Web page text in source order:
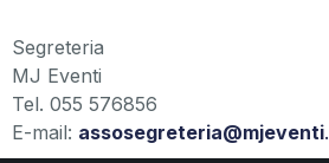
Segreteria
MJ Eventi
Tel. 055 576856
E-mail: assosegreteria@mjeventi.